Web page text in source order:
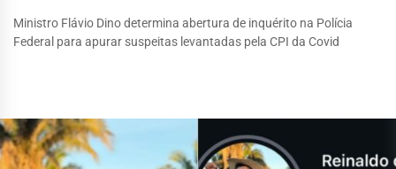
Ministro Flávio Dino determina abertura de inquérito na Polícia
Federal para apurar suspeitas levantadas pela CPI da Covid